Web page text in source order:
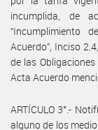
incumplida, de
“Incumplimiento
Acuerdo”, Inciso
de las
Acta Acuerdo
ARTÍCULO 3°.-
alguno de los